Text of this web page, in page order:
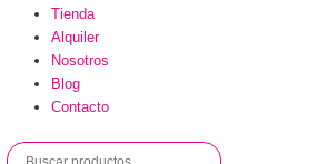
Tienda
Alquiler
Nosotros
Blog
Contacto